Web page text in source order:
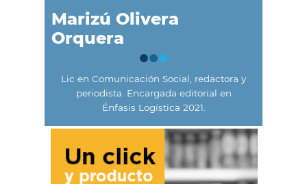
Marizú Olivera
Orquera
Lic en Comunicación Social, redactora y
periodista. Encargada editorial en
Énfasis Logística 2021.